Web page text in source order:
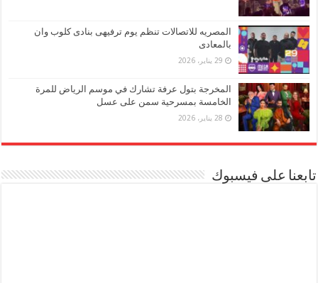
المصريه للاتصالات تنظم يوم ترفيهى بنادى كلوب وان
بالمعادى
29 يناير، 2026
المخرجة بتول عرفة تشارك في موسم الرياض للمرة
الخامسة بمسرحية سمن على عسل
28 يناير، 2026
تابعنا على فيسبوك